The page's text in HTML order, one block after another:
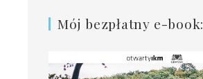
Mój bezpłatny e-book: